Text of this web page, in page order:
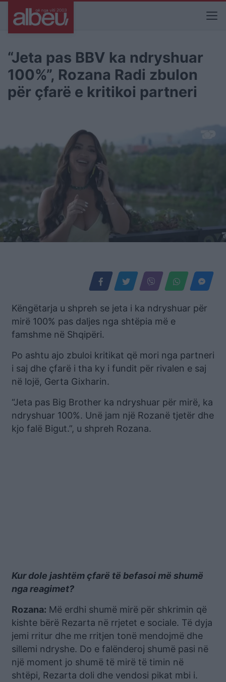
“Jeta pas BBV ka ndryshuar
100%”, Rozana Radi zbulon
për çfarë e kritikoi partneri
Këngëtarja u shpreh se jeta i ka ndryshuar për
mirë 100% pas daljes nga shtëpia më e
famshme në Shqipëri.
Po ashtu ajo zbuloi kritikat që mori nga partneri
i saj dhe çfarë i tha ky i fundit për rivalen e saj
në lojë, Gerta Gixharin.
“Jeta pas Big Brother ka ndryshuar për mirë, ka
ndryshuar 100%. Unë jam një Rozanë tjetër dhe
kjo falë Bigut.”, u shpreh Rozana.
Kur dole jashtëm çfarë të befasoi më shumë
nga reagimet?
Rozana: Më erdhi shumë mirë për shkrimin që
kishte bërë Rezarta në rrjetet e sociale. Të dyja
jemi rritur dhe me rritjen tonë mendojmë dhe
sillemi ndryshe. Do e falënderoj shumë pasi në
një moment jo shumë të mirë të timin në
shtëpi, Rezarta doli dhe vendosi pikat mbi i.